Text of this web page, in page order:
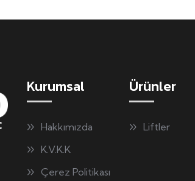
Kurumsal
Hakkımızda
K.V.K.K
Çerez Politikası
Ürünler
Liftler